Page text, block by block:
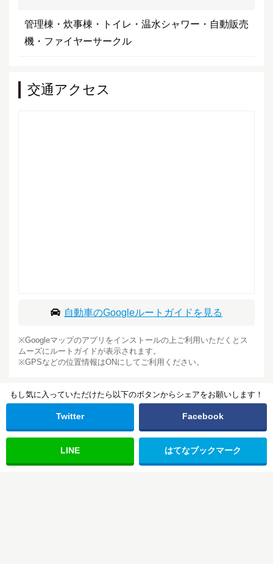
管理棟・炊事棟・トイレ・温水シャワー・自動販売
機・ファイヤーサークル
交通アクセス
自動車のGoogleルートガイドを見る
※Googleマップのアプリをインストールの上ご利用いただくとス
ムーズにルートガイドが表示されます。
※GPSなどの位置情報はONにしてご利用ください。
もし気に入っていただけたら以下のボタンからシェアをお願いします！
Twitter Facebook
LINE はてなブックマーク